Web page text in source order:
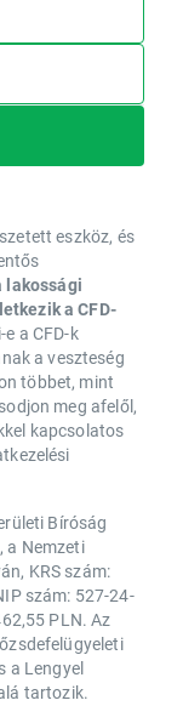
eszköz, és
lakossági
a CFD-
a CFD-k
a veszteség
többet, mint
meg afelől,
kapcsolatos
Bíróság
a Nemzeti
KRS szám:
szám: 527-24-
PLN. Az
a Lengyel
tartozik.